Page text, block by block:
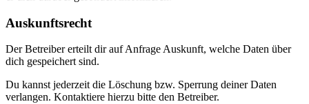
Auskunftsrecht
Der Betreiber erteilt dir auf Anfrage Auskunft, welche Daten über
dich gespeichert sind.
Du kannst jederzeit die Löschung bzw. Sperrung deiner Daten
verlangen. Kontaktiere hierzu bitte den Betreiber.